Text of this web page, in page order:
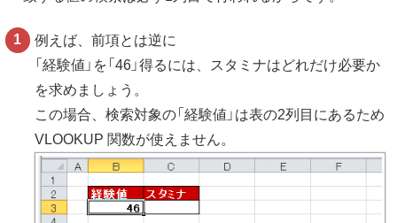
例えば、前項とは逆に
「経験値」を「46」得るには、スタミナはどれだけ必要か
を求めましょう。
この場合、検索対象の「経験値」は表の2列目にあるため
VLOOKUP 関数が使えません。